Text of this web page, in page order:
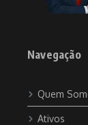
Navegação
Quem
Ativos